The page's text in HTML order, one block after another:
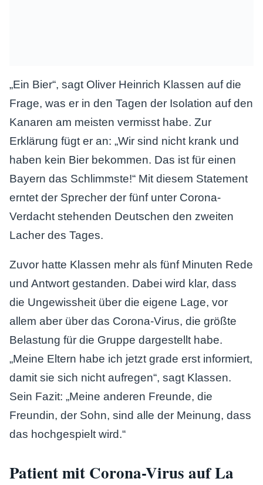
„Ein Bier“, sagt Oliver Heinrich Klassen auf die
Frage, was er in den Tagen der Isolation auf den
Kanaren am meisten vermisst habe. Zur
Erklärung fügt er an: „Wir sind nicht krank und
haben kein Bier bekommen. Das ist für einen
Bayern das Schlimmste!“ Mit diesem Statement
erntet der Sprecher der fünf unter Corona-
Verdacht stehenden Deutschen den zweiten
Lacher des Tages.
Zuvor hatte Klassen mehr als fünf Minuten Rede
und Antwort gestanden. Dabei wird klar, dass
die Ungewissheit über die eigene Lage, vor
allem aber über das Corona-Virus, die größte
Belastung für die Gruppe dargestellt habe.
„Meine Eltern habe ich jetzt grade erst informiert,
damit sie sich nicht aufregen“, sagt Klassen.
Sein Fazit: „Meine anderen Freunde, die
Freundin, der Sohn, sind alle der Meinung, dass
das hochgespielt wird.“
Patient mit Corona-Virus auf La